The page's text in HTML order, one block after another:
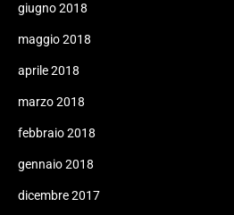
giugno 2018
maggio 2018
aprile 2018
marzo 2018
febbraio 2018
gennaio 2018
dicembre 2017